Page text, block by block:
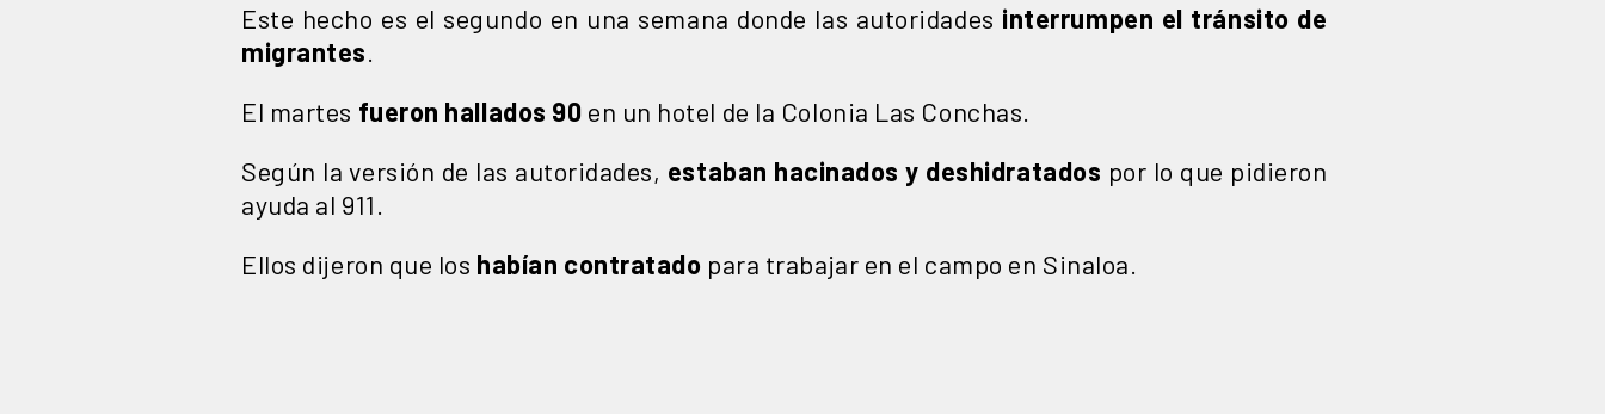
Este hecho es el segundo en una semana donde las autoridades interrumpen el tránsito de
migrantes
El martes fueron hallados 90 en un hotel de la Colonia Las Conchas.
Según la versión de las autoridades, estaban hacinados y deshidratados por lo que pidieron
ayuda al 911.
Ellos dijeron que los habían contratado para trabajar en el campo en Sinaloa.